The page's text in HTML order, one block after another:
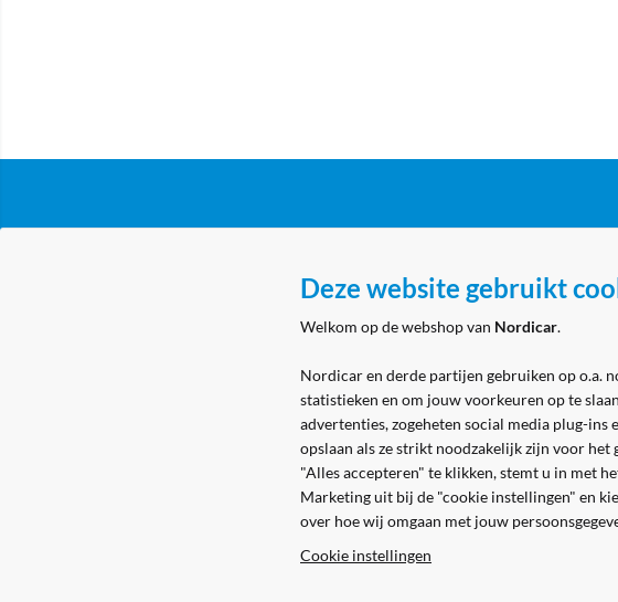
Nordicar Marine - winkel
Nordicar Marine -
Locatie & contact
Deze website gebruikt
Welkom op de webshop van Nordicar.
Nordicar en derde partijen gebruiken op o.a.
statistieken en om jouw voorkeuren op te
advertenties, zogeheten social media plug-ins
opslaan als ze strikt noodzakelijk zijn voor
"Alles accepteren" te klikken, stemt u in met
Marketing uit bij de "cookie instellingen" en
over hoe wij omgaan met jouw
Cookie instellingen